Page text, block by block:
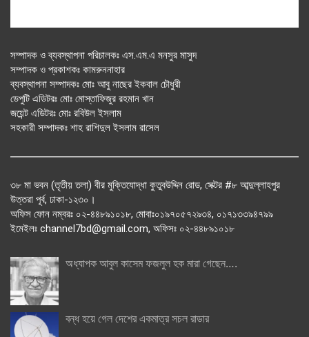
সম্পাদক ও ব্যবস্থাপনা পরিচালকঃ এস.এম.এ মনসুর মাসুদ
সম্পাদক ও প্রকাশকঃ কামরুননাহার
ব্যবস্থাপনা সম্পাদকঃ মোঃ আবু নাছের ইকবাল চৌধুরী
ডেপুটি এডিটরঃ মোঃ মোস্তাফিজুর রহমান খান
জয়েন্ট এডিটরঃ মোঃ রবিউল ইসলাম
সহকারী সম্পাদকঃ শাহ রাশিদুল ইসলাম রাসেল
৩৮ মা ভবন (তৃতীয় তলা) বীর মুক্তিযোদ্ধা কুতুবউদ্দিন রোড, সেক্টর #৮ আব্দুল্লাহপুর
উত্তরা পূর্ব, ঢাকা-১২৩০।
অফিস ফোন নম্বরঃ ০২-৪৪৮৯১০১৮, মোবাঃ০১৯৭০৫৭২৯৩৪, ০১৭১৩৩৯৪৭৯৯
ইমেইলঃ channel7bd@gmail.com, অফিসঃ ০২-৪৪৮৯১০১৮
অধ্যাপক আবুল কাসেম ফজলুল হক মারা গেছেন….
বন্ধ হয়ে গেল দেশের একমাত্র সচল রাডার